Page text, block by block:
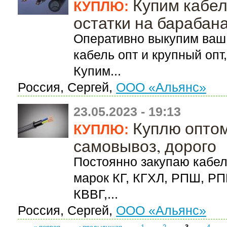
КУПЛЮ: Купим
остатки на
Оперативно выкупим
кабель опт и крупный
Купим...
Россия, Сергей, ООО «Альянс»
23.05.2023 - 19:13
КУПЛЮ: Куплю
самовывоз, дорого
Постоянно закупаю
марок КГ, КГХЛ, РПШ,
КВВГ,...
Россия, Сергей, ООО «Альянс»